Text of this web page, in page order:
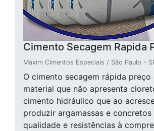
Cimento Secagem Rapida
Maxim Cimentos Especiais / São Paulo -
O cimento secagem rápida preço
material que não apresenta
cimento hidráulico que ao
produzir argamassas e
qualidade e resistências à